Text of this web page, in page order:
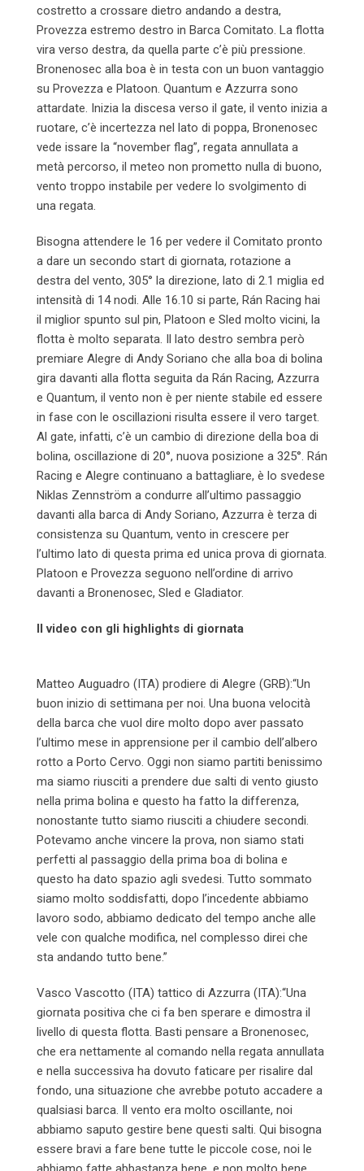
costretto a crossare dietro andando a destra,
Provezza estremo destro in Barca Comitato. La flotta
vira verso destra, da quella parte c’è più pressione.
Bronenosec alla boa è in testa con un buon vantaggio
su Provezza e Platoon. Quantum e Azzurra sono
attardate. Inizia la discesa verso il gate, il vento inizia a
ruotare, c’è incertezza nel lato di poppa, Bronenosec
vede issare la “november flag”, regata annullata a
metà percorso, il meteo non prometto nulla di buono,
vento troppo instabile per vedere lo svolgimento di
una regata.
Bisogna attendere le 16 per vedere il Comitato pronto
a dare un secondo start di giornata, rotazione a
destra del vento, 305° la direzione, lato di 2.1 miglia ed
intensità di 14 nodi. Alle 16.10 si parte, Rán Racing hai
il miglior spunto sul pin, Platoon e Sled molto vicini, la
flotta è molto separata. Il lato destro sembra però
premiare Alegre di Andy Soriano che alla boa di bolina
gira davanti alla flotta seguita da Rán Racing, Azzurra
e Quantum, il vento non è per niente stabile ed essere
in fase con le oscillazioni risulta essere il vero target.
Al gate, infatti, c’è un cambio di direzione della boa di
bolina, oscillazione di 20°, nuova posizione a 325°. Rán
Racing e Alegre continuano a battagliare, è lo svedese
Niklas Zennström a condurre all’ultimo passaggio
davanti alla barca di Andy Soriano, Azzurra è terza di
consistenza su Quantum, vento in crescere per
l’ultimo lato di questa prima ed unica prova di giornata.
Platoon e Provezza seguono nell’ordine di arrivo
davanti a Bronenosec, Sled e Gladiator.
Il video con gli highlights di giornata
Matteo Auguadro (ITA) prodiere di Alegre (GRB):“Un
buon inizio di settimana per noi. Una buona velocità
della barca che vuol dire molto dopo aver passato
l’ultimo mese in apprensione per il cambio dell’albero
rotto a Porto Cervo. Oggi non siamo partiti benissimo
ma siamo riusciti a prendere due salti di vento giusto
nella prima bolina e questo ha fatto la differenza,
nonostante tutto siamo riusciti a chiudere secondi.
Potevamo anche vincere la prova, non siamo stati
perfetti al passaggio della prima boa di bolina e
questo ha dato spazio agli svedesi. Tutto sommato
siamo molto soddisfatti, dopo l’incedente abbiamo
lavoro sodo, abbiamo dedicato del tempo anche alle
vele con qualche modifica, nel complesso direi che
sta andando tutto bene.”
Vasco Vascotto (ITA) tattico di Azzurra (ITA):“Una
giornata positiva che ci fa ben sperare e dimostra il
livello di questa flotta. Basti pensare a Bronenosec,
che era nettamente al comando nella regata annullata
e nella successiva ha dovuto faticare per risalire dal
fondo, una situazione che avrebbe potuto accadere a
qualsiasi barca. Il vento era molto oscillante, noi
abbiamo saputo gestire bene questi salti. Qui bisogna
essere bravi a fare bene tutte le piccole cose, noi le